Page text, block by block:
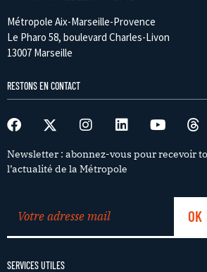
Métropole Aix-Marseille-Provence
Le Pharo 58, boulevard Charles-Livon
13007 Marseille
RESTONS EN CONTACT
Newsletter : abonnez-vous pour recevoir
l’actualité de la Métropole
SERVICES UTILES